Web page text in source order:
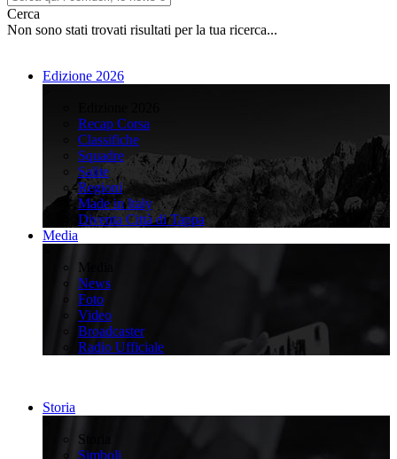
Cerca
Non sono stati trovati risultati per la tua ricerca...
Edizione 2026
Recap Corsa
Classifiche
Squadre
Salite
Regioni
Made in Italy
Diventa Città di Tappa
Media
Media
News
Foto
Video
Broadcaster
Radio Ufficiale
Storia
Storia
Simboli